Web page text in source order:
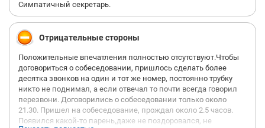
Симпатичный секретарь.
Отрицательные стороны
Положительные впечатления полностью отсутствуют.Чтобы
договориться о собеседовании, пришлось сделать более
десятка звонков на один и тот же номер, постоянно трубку
никто не поднимал, а если отвечал то почти всегда говорил
перезвони. Договорились о собеседовании только около
21.30. Пришел на собеседование, прождал около 2.5 часов.
Появился какой-то парень,даже не поздоровался, не